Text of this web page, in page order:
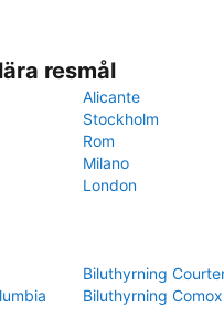
resmål
Alicante
Stockholm
Rom
Milano
London
Biluthyrning
Biluthyrning